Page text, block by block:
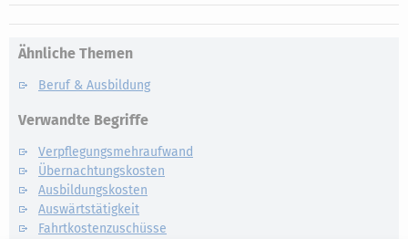
Ähnliche Themen
Beruf & Ausbildung
Verwandte Begriffe
Verpflegungsmehraufwand
Übernachtungskosten
Ausbildungskosten
Auswärtstätigkeit
Fahrtkostenzuschüsse